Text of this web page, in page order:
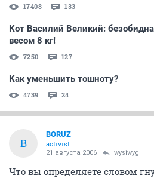
17408 133
Кот Василий Великий:
весом 8 кг!
7250 127
Как уменьшить тошноту?
4739 24
B
BORUZ
activist
21 августа 2006 wysiwyg
Что вы определяете словом